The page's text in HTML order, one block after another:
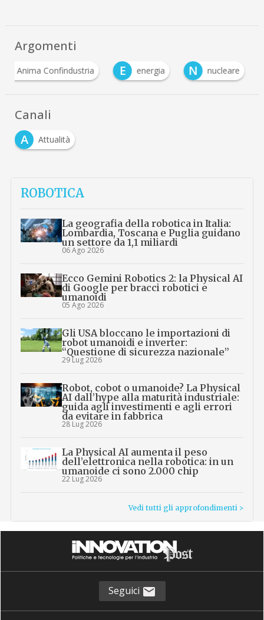
Argomenti
Anima Confindustria E energia N nucleare
Canali
A
Attualità
ROBOTICA
La geografia della robotica in Italia:
Lombardia, Toscana e Puglia guidano
un settore da 1,1 miliardi
06 Ago 2026
Ecco Gemini Robotics 2: la Physical AI
di Google per bracci robotici e
umanoidi
05 Ago 2026
Gli USA bloccano le importazioni di
robot umanoidi e inverter:
“Questione di sicurezza nazionale”
29 Lug 2026
Robot, cobot o umanoide? La Physical
AI dall’hype alla maturità industriale:
guida agli investimenti e agli errori
da evitare in fabbrica
28 Lug 2026
La Physical AI aumenta il peso
dell’elettronica nella robotica: in un
umanoide ci sono 2.000 chip
22 Lug 2026
Vedi tutti gli approfondimenti >
Seguici